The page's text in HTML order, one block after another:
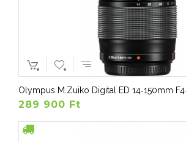
Olympus M.Zuiko Digital ED 14‑150mm
289 900 Ft